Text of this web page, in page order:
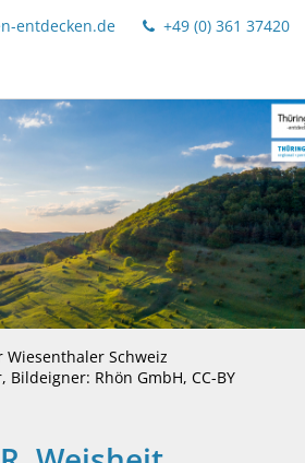
entdecken.de +49 (0) 361 37420
Schweiz
Bildeigner: Rhön GmbH, CC-BY